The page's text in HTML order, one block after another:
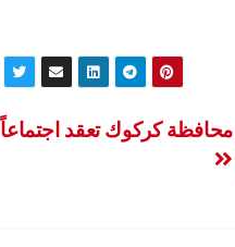
كركوك تعقد اجتماعاً